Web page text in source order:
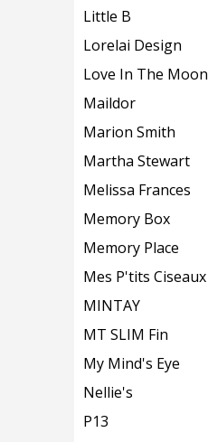
Little B
Lorelai Design
Love In The Moon
Maildor
Marion Smith
Martha Stewart
Melissa Frances
Memory Box
Memory Place
Mes P'tits Ciseaux
MINTAY
MT SLIM Fin
My Mind's Eye
Nellie's
P13